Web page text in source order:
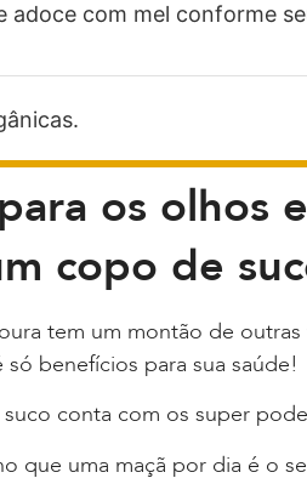
adoce com mel conforme
os olhos
copo de
tem um montão de
benefícios para sua saúde!
conta com os super
que uma maçã por dia é o